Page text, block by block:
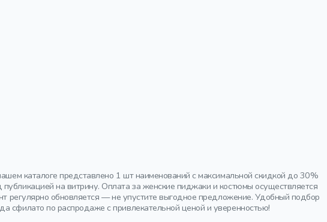
каталоге представлено 1 шт наименований с максимальной скидкой до 30%
на витрину. Оплата за женские пиджаки и костюмы осуществляется
регулярно обновляется — не упустите выгодное предложение. Удобный подбор
по распродаже с привлекательной ценой и уверенностью!